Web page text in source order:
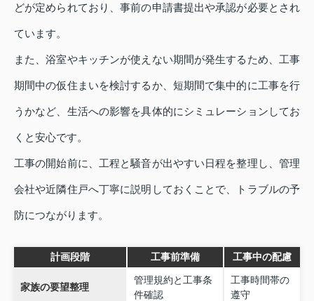
どが定められており、事前の申請書提出や承認が必要とされ
ています。
また、浴室やキッチンが使えない期間が発生するため、工事
期間中の仮住まいを検討するか、短期間で集中的に工事を行
うかなど、生活への影響を具体的にシミュレーションしてお
くと安心です。
工事の開始前に、工程と騒音が出やすい日程を整理し、管理
会社や近隣住戸へ丁寧に説明しておくことで、トラブルの予
防につながります。
計画段階 工事前準備 工事中の配慮
家族の要望整理
管理規約と工事条
件確認
工事時間帯の
遵守